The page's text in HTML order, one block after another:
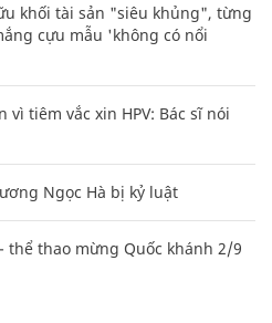
khối tài sản "siêu khủng", từng
cựu mẫu 'không có nổi
tiêm vắc xin HPV: Bác sĩ nói
Ngọc Hà bị kỷ luật
thể thao mừng Quốc khánh 2/9